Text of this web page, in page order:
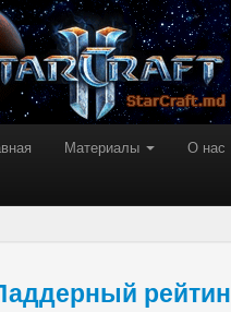
Материалы О нас